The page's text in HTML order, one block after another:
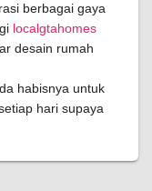
berbagai gaya
localgtahomes
desain rumah
habisnya untuk
hari supaya